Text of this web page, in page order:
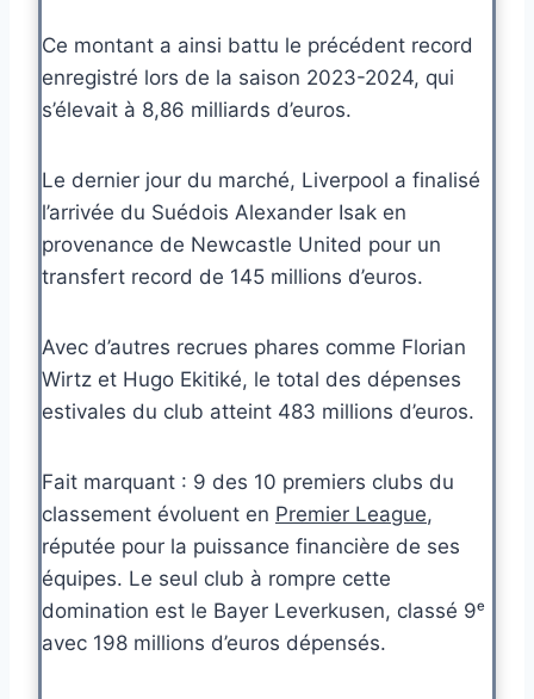
Ce montant a ainsi battu le précédent record
enregistré lors de la saison 2023-2024, qui
s’élevait à 8,86 milliards d’euros.
Le dernier jour du marché, Liverpool a finalisé
l’arrivée du Suédois Alexander Isak en
provenance de Newcastle United pour un
transfert record de 145 millions d’euros.
Avec d’autres recrues phares comme Florian
Wirtz et Hugo Ekitiké, le total des dépenses
estivales du club atteint 483 millions d’euros.
Fait marquant : 9 des 10 premiers clubs du
classement évoluent en Premier League,
réputée pour la puissance financière de ses
équipes. Le seul club à rompre cette
domination est le Bayer Leverkusen, classé 9ᵉ
avec 198 millions d’euros dépensés.